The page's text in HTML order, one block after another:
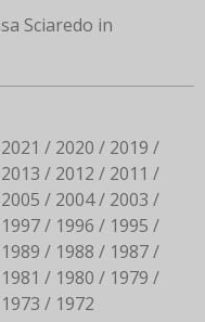
Sciaredo in
2021 2020
2019
2013 2012
2011
2005 2004
2003
1997 1996
1995
1989 1988
1987
1981 1980
1979
1973 1972